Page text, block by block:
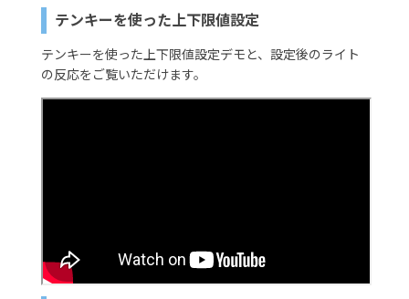
テンキーを使った上下限値設定
テンキーを使った上下限値設定デモと、設定後のライト
の反応をご覧いただけます。